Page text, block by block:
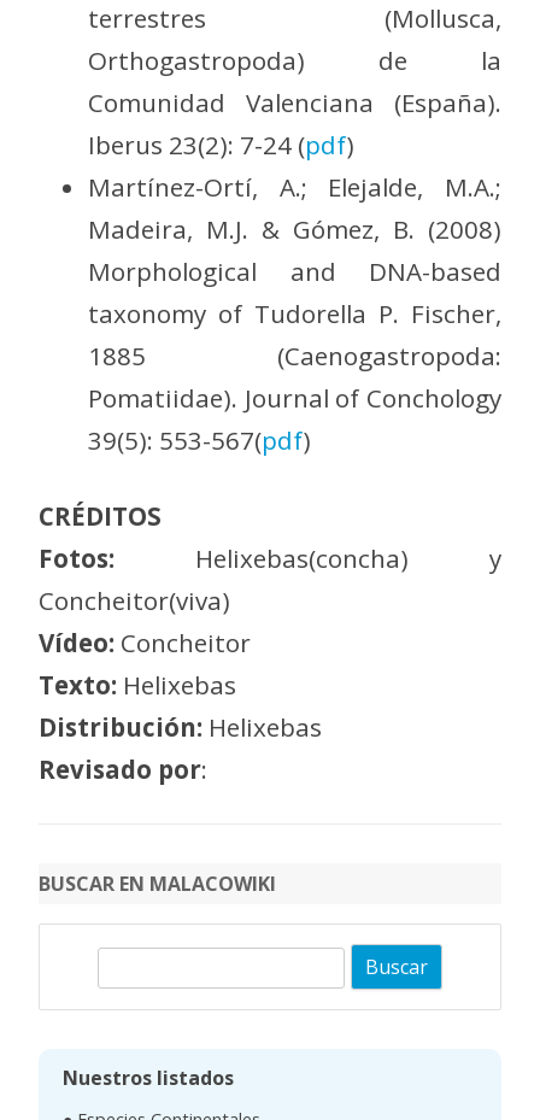
terrestres (Mollusca,
Orthogastropoda) de la
Comunidad Valenciana (España).
Iberus 23(2): 7-24 (pdf)
Martínez-Ortí, A.; Elejalde, M.A.;
Madeira, M.J. & Gómez, B. (2008)
Morphological and DNA-based
taxonomy of Tudorella P. Fischer,
1885 (Caenogastropoda:
Pomatiidae). Journal of Conchology
39(5): 553-567(pdf)
CRÉDITOS
Fotos: Helixebas(concha) y
Concheitor(viva)
Vídeo: Concheitor
Texto: Helixebas
Distribución: Helixebas
Revisado por:
BUSCAR EN MALACOWIKI
Nuestros listados